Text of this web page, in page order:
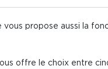
propose aussi la
offre le choix entre